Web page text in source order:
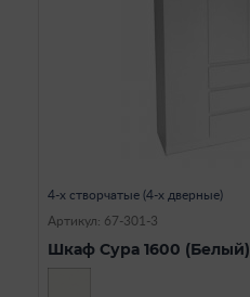
4-х створчатые (4-х дверные)
Артикул: 67-301-3
Шкаф Сура 1600 (Белый)